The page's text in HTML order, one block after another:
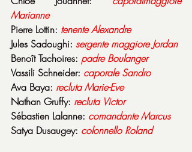
Marianne
Pierre Lottin: tenente Alexandre
Jules Sadoughi: sergente maggiore Jordan
Benoît Tachoires: padre Boulanger
Vassili Schneider: caporale Sandro
Ava Baya: recluta Marie-Eve
Nathan Gruffy: recluta Victor
Sébastien Lalanne: comandante Marcus
Satya Dusaugey: colonnello Roland